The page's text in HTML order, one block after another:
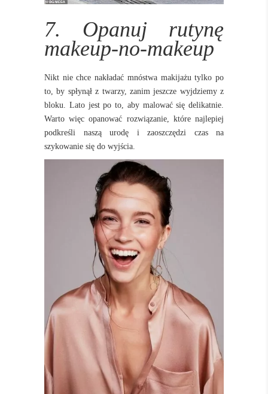
7. Opanuj rutynę
makeup-no-makeup
Nikt nie chce nakładać mnóstwa makijażu tylko po
to, by spłynął z twarzy, zanim jeszcze wyjdziemy z
bloku. Lato jest po to, aby malować się delikatnie.
Warto więc opanować rozwiązanie, które najlepiej
podkreśli naszą urodę i zaoszczędzi czas na
szykowanie się do wyjścia.